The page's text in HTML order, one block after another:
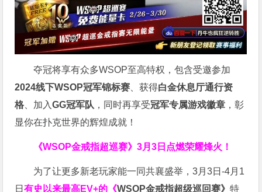
夺冠将享有众多WSOP至高特权，包含受邀参加
2024线下WSOP冠军锦标赛 、获得白金休息厅通行资
格 、加入GG冠军队 ，同时再享受冠军专属游戏徽章 ，彰
显你在扑克世界的辉煌成就！
《WSOP金戒指超巡赛》3月3日点燃荣耀烽火！
为了让更多新老玩家能一同共襄盛举，3月3日-4月1
日有史以来最高EV+的《WSOP金戒指超级巡回赛》特